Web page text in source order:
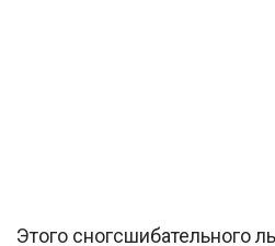
Этого сногсшибательного